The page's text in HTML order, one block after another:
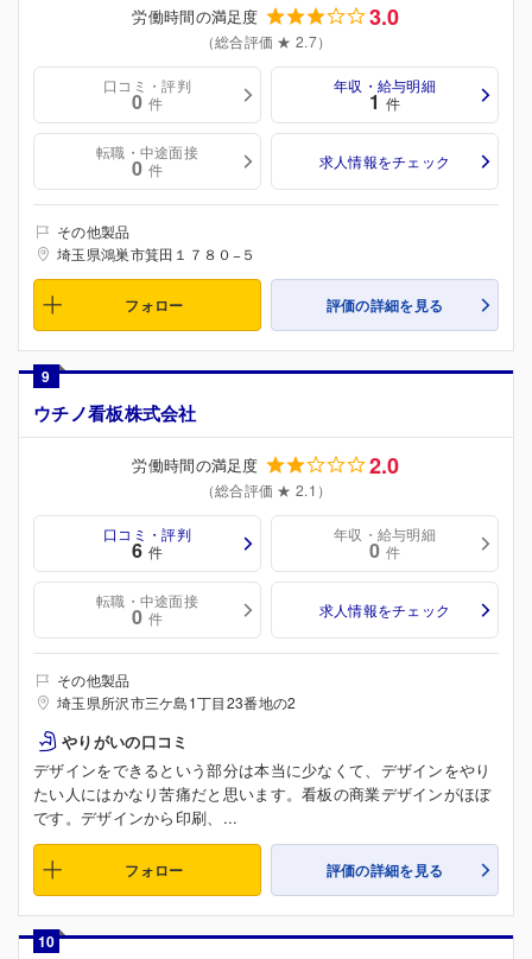
労働時間の満足度 3.0
（総合評価 ★ 2.7）
口コミ・評判
0 件
年収・給与明細
1 件
転職・中途面接
0 件 求人情報をチェック
その他製品
埼玉県鴻巣市箕田１７８０−５
フォロー 評価の詳細を見る
9
ウチノ看板株式会社
労働時間の満足度 2.0
（総合評価 ★ 2.1）
口コミ・評判
6 件
年収・給与明細
0 件
転職・中途面接
0 件 求人情報をチェック
その他製品
埼玉県所沢市三ケ島1丁目23番地の2
やりがいの口コミ
デザインをできるという部分は本当に少なくて、デザインをやり
たい人にはかなり苦痛だと思います。看板の商業デザインがほぼ
です。デザインから印刷、...
フォロー 評価の詳細を見る
10